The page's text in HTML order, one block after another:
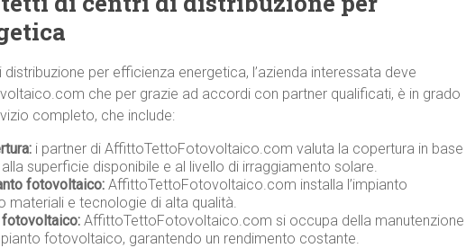
per efficienza energetica, l’azienda interessata deve
che per grazie ad accordi con partner qualificati, è in grado
completo, che include:
i partner di AffittoTettoFotovoltaico.com valuta la copertura in base
superficie disponibile e al livello di irraggiamento solare.
fotovoltaico: AffittoTettoFotovoltaico.com installa l’impianto
materiali e tecnologie di alta qualità.
fotovoltaico: AffittoTettoFotovoltaico.com si occupa della manutenzione
fotovoltaico, garantendo un rendimento costante.